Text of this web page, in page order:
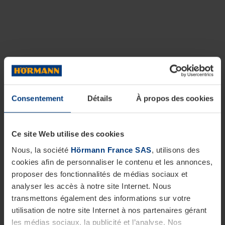
Consentement Détails À propos des cookies
Ce site Web utilise des cookies
Nous, la société Hörmann France SAS, utilisons des
cookies afin de personnaliser le contenu et les annonces,
proposer des fonctionnalités de médias sociaux et
analyser les accès à notre site Internet. Nous
transmettons également des informations sur votre
utilisation de notre site Internet à nos partenaires gérant
les médias sociaux, la publicité et l’analyse. Nos